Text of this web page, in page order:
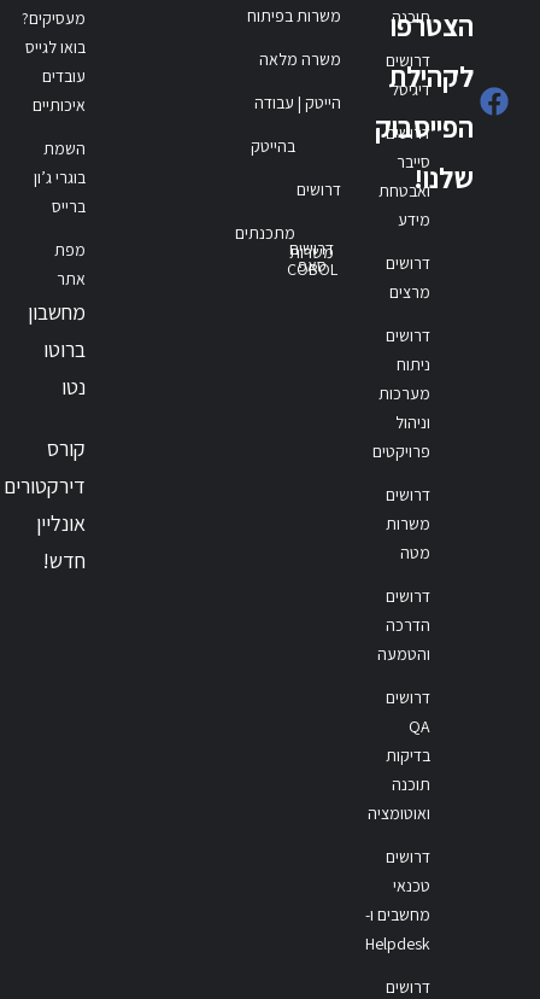
הצטרפו
לקהילת
הפייסבוק
שלנו!
תוכנה
דרושים
דיגיטל
דרושים
סייבר
ואבטחת
מידע
דרושים
מרצים
דרושים
ניתוח
מערכות
וניהול
פרויקטים
דרושים
משרות
מטה
דרושים
הדרכה
והטמעה
דרושים
QA
בדיקות
תוכנה
ואוטומציה
דרושים
טכנאי
מחשבים ו-
Helpdesk
דרושים
משרות בפיתוח
משרה מלאה
הייטק | עבודה
בהייטק
דרושים
מתכנתים
דרושים
סאפ
משרות
COBOL
מעסיקים?
בואו לגייס
עובדים
איכותיים
השמת
בוגרי ג’ון
ברייס
מפת
אתר
מחשבון
ברוטו
נטו
קורס
דירקטורים
אונליין
חדש!